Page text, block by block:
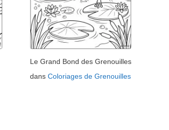
Le Grand Bond des Grenouilles
dansColoriages de Grenouilles